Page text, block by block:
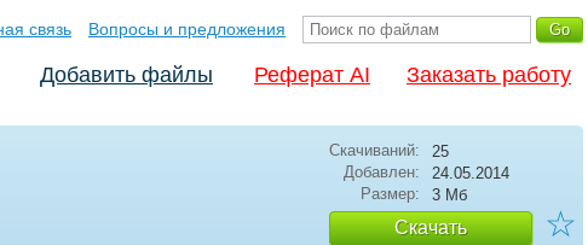
связь Вопросы и предложения
Добавить файлы Реферат AI Заказать работу
Скачиваний:
25
Добавлен:
24.05.2014
Размер:
3 Мб
Скачать ☆